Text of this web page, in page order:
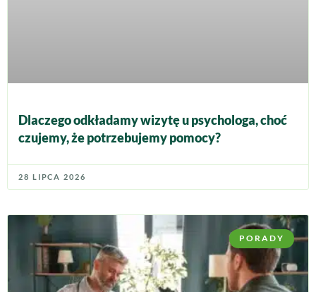
Dlaczego odkładamy wizytę u psychologa, choć
czujemy, że potrzebujemy pomocy?
28 LIPCA 2026
PORADY